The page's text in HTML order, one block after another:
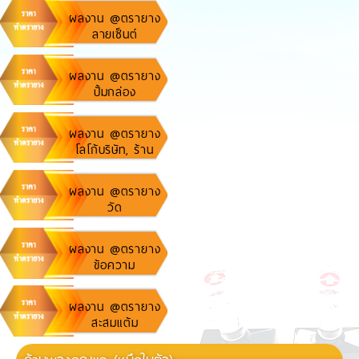
ผลงาน @ตรายาง
ลายเซ็นต์
ผลงาน @ตรายาง
ปั้มกล่อง
พัสดุ,ไปรษณีย์, เค
อรี่
ผลงาน @ตรายาง
โลโก้บริษัท, ร้าน
ค้า
ผลงาน @ตรายาง
วัด
ผลงาน @ตรายาง
ข้อความ
ผลงาน @ตรายาง
สะสมแต้ม